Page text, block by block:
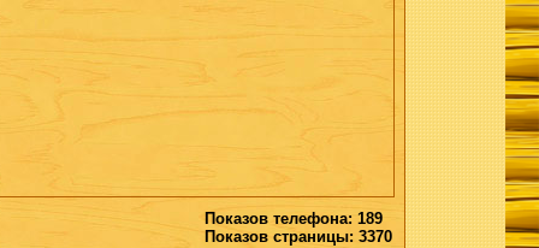
Показов телефона: 189
Показов страницы: 3370